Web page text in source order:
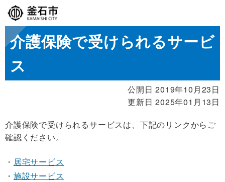
介護保険で受けられるサービ
ス
公開日 2019年10月23日
更新日 2025年01月13日
介護保険で受けられるサービスは、下記のリンクからご
確認ください。
居宅サービス
施設サービス